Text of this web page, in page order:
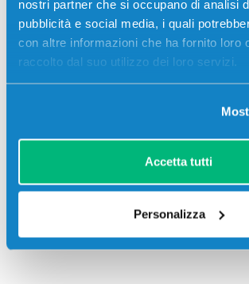
nostri partner che si occupano di analisi
pubblicità e social media, i quali
con altre informazioni che ha fornito loro
raccolto dal suo utilizzo dei loro servizi.
Accetta tutti
Personalizza
Toner originale Olivetti B0765 TK540
pagine per Stampanti: Olivetti D-COLOR
Recensioni